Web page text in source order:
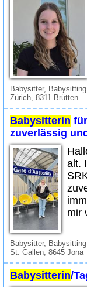
Babysitter, Babysitting
Zürich, 8311 Brütten
Babysitterin
zuverlässig
alt.
mir
Babysitter,
St. Gallen, 8645 Jona
Babysitterin/